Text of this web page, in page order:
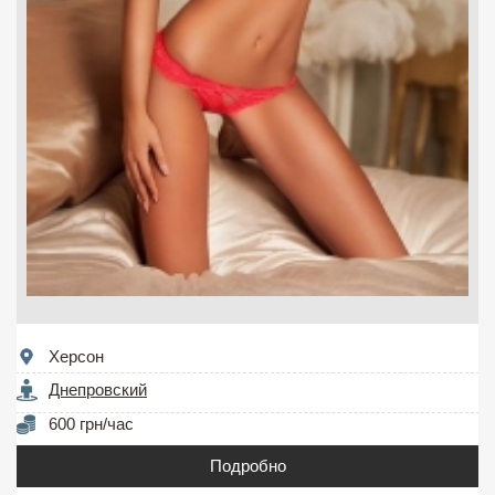
Херсон
Днепровский
600 грн/час
Подробно